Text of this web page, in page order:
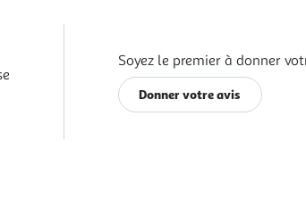
Soyez le premier à donner
Donner votre avis